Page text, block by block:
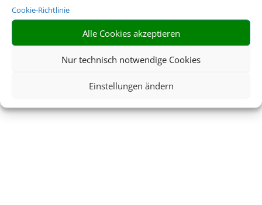
Cookie-Richtlinie
Alle Cookies akzeptieren
Nur technisch notwendige Cookies
Einstellungen ändern
Service
Online Check-In
Barrierefreiheitserklärun
g